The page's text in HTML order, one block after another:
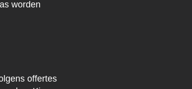
worden
offertes